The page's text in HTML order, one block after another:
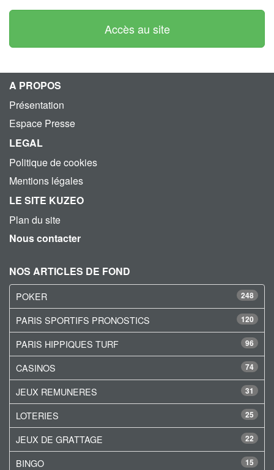
Accès au site
A PROPOS
Présentation
Espace Presse
LEGAL
Politique de cookies
Mentions légales
LE SITE KUZEO
Plan du site
Nous contacter
NOS ARTICLES DE FOND
248
POKER
120
PARIS SPORTIFS PRONOSTICS
96
PARIS HIPPIQUES TURF
74
CASINOS
31
JEUX REMUNERES
25
LOTERIES
22
JEUX DE GRATTAGE
15
BINGO